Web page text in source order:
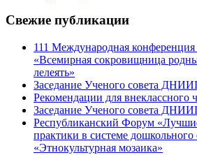
Свежие публикации
111 Международная
«Всемирная сокровищница
лелеять»
Заседание Ученого совета
Рекомендации для внеклассного
Заседание Ученого совета
Республиканский Форум
практики в системе дошкольного
«Этнокультурная мозаика»